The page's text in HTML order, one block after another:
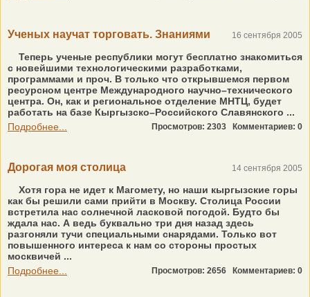
Ученых научат торговать. Знаниями 16 сентября 2005
Теперь ученые республики могут бесплатно знакомиться
с новейшими технологическими разработками,
программами и проч. В только что открывшемся первом
ресурсном центре Международного научно–технического
центра. Он, как и региональное отделение МНТЦ, будет
работать на базе Кыргызско–Российского Славянского ...
Подробнее...
Просмотров: 2303 Комментариев: 0
Дорогая моя столица 14 сентября 2005
Хотя гора не идет к Магомету, но наши кыргызские горы
как бы решили сами прийти в Москву. Столица России
встретила нас солнечной ласковой погодой. Будто бы
ждала нас. А ведь буквально три дня назад здесь
разгоняли тучи специальными снарядами. Только вот
повышенного интереса к нам со стороны простых
москвичей ...
Подробнее...
Просмотров: 2656 Комментариев: 0